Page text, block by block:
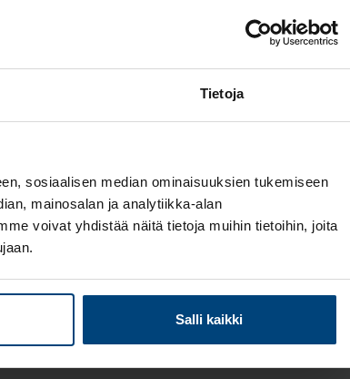
Tietoja
sosiaalisen median ominaisuuksien tukemiseen
mainosalan ja analytiikka-alan
voivat yhdistää näitä tietoja muihin tietoihin, joita
Salli kaikki